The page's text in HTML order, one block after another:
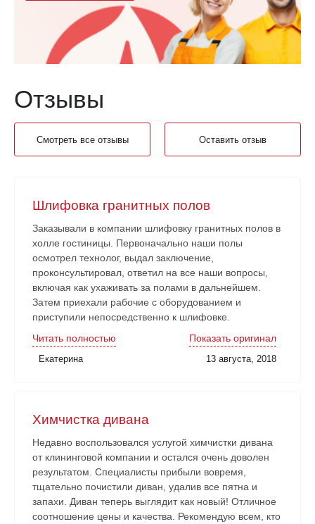
Отзывы
Смотреть все отзывы Оставить отзыв
Шлифовка гранитных полов
Заказывали в компании шлифовку гранитных полов в
холле гостиницы. Первоначально наши полы
осмотрел технолог, выдал заключение,
проконсультировал, ответил на все наши вопросы,
включая как ухаживать за полами в дальнейшем.
Затем приехали рабочие с оборудованием и
приступили непосредственно к шлифовке.
Нареканий никаких нет. Рабочие аккуратные, все
наши замечания и пожелания учитывали. Работа
сдана в срок. Очень довольны!
Читать полностью Показать оригинал
Екатерина 13 августа, 2018
Химчистка дивана
Недавно воспользовался услугой химчистки дивана
от клининговой компании и остался очень доволен
результатом. Специалисты прибыли вовремя,
тщательно почистили диван, удалив все пятна и
запахи. Диван теперь выглядит как новый! Отличное
соотношение цены и качества. Рекомендую всем, кто